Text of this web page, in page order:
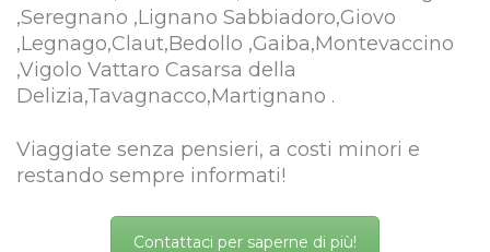
,Seregnano ,Lignano Sabbiadoro,Giovo
,Legnago,Claut,Bedollo ,Gaiba,Montevaccino
,Vigolo Vattaro Casarsa della
Delizia,Tavagnacco,Martignano .
Viaggiate senza pensieri, a costi minori e
restando sempre informati!
Contattaci per saperne di più!